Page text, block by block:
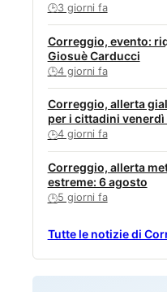
🕒3 giorni fa
Correggio, evento:
Giosuè Carducci
🕒4 giorni fa
Correggio, allerta
per i cittadini venerdì
🕒4 giorni fa
Correggio, allerta
estreme: 6 agosto
🕒5 giorni fa
Tutte le notizie di